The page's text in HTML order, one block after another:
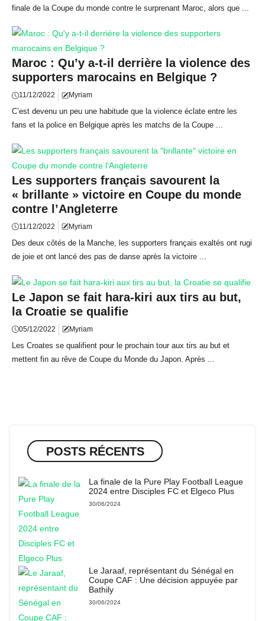
finale de la Coupe du monde contre le surprenant Maroc, alors que ...
Maroc : Qu’y a-t-il derrière la violence des
supporters marocains en Belgique ?
11/12/2022 Myriam
C’est devenu un peu une habitude que la violence éclate entre les
fans et la police en Belgique après les matchs de la Coupe ...
Les supporters français savourent la
« brillante » victoire en Coupe du monde
contre l’Angleterre
11/12/2022 Myriam
Des deux côtés de la Manche, les supporters français exaltés ont rugi
de joie et ont lancé des pas de danse après la victoire ...
Le Japon se fait hara-kiri aux tirs au but,
la Croatie se qualifie
05/12/2022 Myriam
Les Croates se qualifient pour le prochain tour aux tirs au but et
mettent fin au rêve de Coupe du Monde du Japon. Après ...
POSTS RÉCENTS
La finale de la Pure Play Football League
2024 entre Disciples FC et Elgeco Plus
30/06/2024
Le Jaraaf, représentant du Sénégal en
Coupe CAF : Une décision appuyée par
Bathily
30/06/2024